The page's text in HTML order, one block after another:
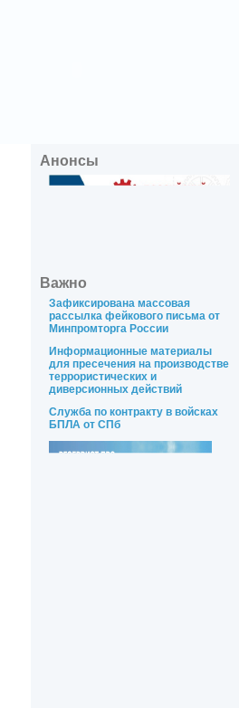
Анонсы
Важно
Зафиксирована массовая
рассылка фейкового письма от
Минпромторга России
Информационные материалы
для пресечения на производстве
террористических и
диверсионных действий
Служба по контракту в войсках
БПЛА от СПб